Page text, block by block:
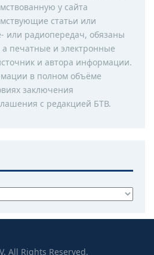
у сайта
статьи или
или радиопередач, обязаны
печатные и электронные
и автора информации.
в полном объёме
заключения
с редакцией БТВ.
All Rights Reserved.